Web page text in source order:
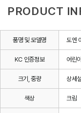
PRODUCT
품명 및 모델명 도엔
KC 인증정보 어린
크기, 중량 상세
색상 크림